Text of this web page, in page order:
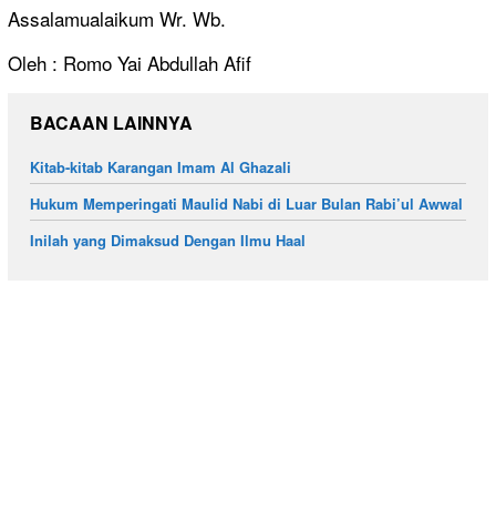
Assalamualaikum Wr. Wb.
Oleh : Romo Yai Abdullah Afif
BACAAN LAINNYA
Kitab-kitab Karangan Imam Al Ghazali
Hukum Memperingati Maulid Nabi di Luar Bulan Rabi’ul Awwal
Inilah yang Dimaksud Dengan Ilmu Haal